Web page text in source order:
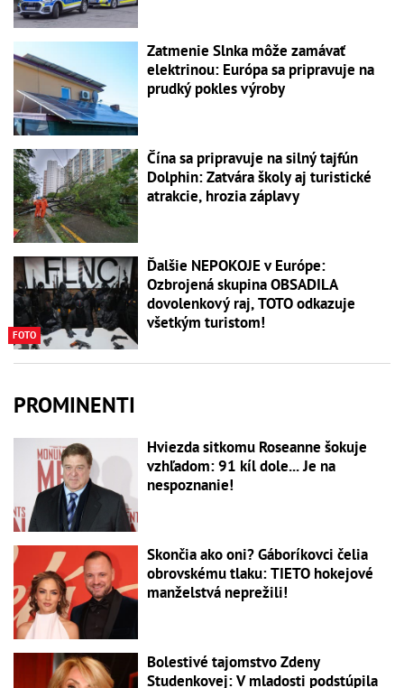
Zatmenie Slnka môže zamávať
elektrinou: Európa sa pripravuje na
prudký pokles výroby
Čína sa pripravuje na silný tajfún
Dolphin: Zatvára školy aj turistické
atrakcie, hrozia záplavy
FOTO
Ďalšie NEPOKOJE v Európe:
Ozbrojená skupina OBSADILA
dovolenkový raj, TOTO odkazuje
všetkým turistom!
PROMINENTI
Hviezda sitkomu Roseanne šokuje
vzhľadom: 91 kíl dole... Je na
nespoznanie!
Skončia ako oni? Gáboríkovci čelia
obrovskému tlaku: TIETO hokejové
manželstvá neprežili!
Bolestivé tajomstvo Zdeny
Studenkovej: V mladosti podstúpila